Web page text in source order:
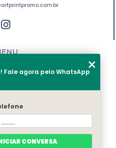
somos
do site
Fale agora pelo WhatsApp
CONVERSA